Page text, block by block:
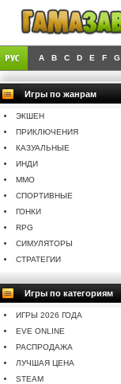
A B C D E F G
Игры по жанрам
ЭКШЕН
ПРИКЛЮЧЕНИЯ
КАЗУАЛЬНЫЕ
ИНДИ
MMO
СПОРТИВНЫЕ
ГОНКИ
RPG
СИМУЛЯТОРЫ
СТРАТЕГИИ
Игры по категориям
ИГРЫ 2026 ГОДА
EVE ONLINE
РАСПРОДАЖА
ЛУЧШАЯ ЦЕНА
STEAM